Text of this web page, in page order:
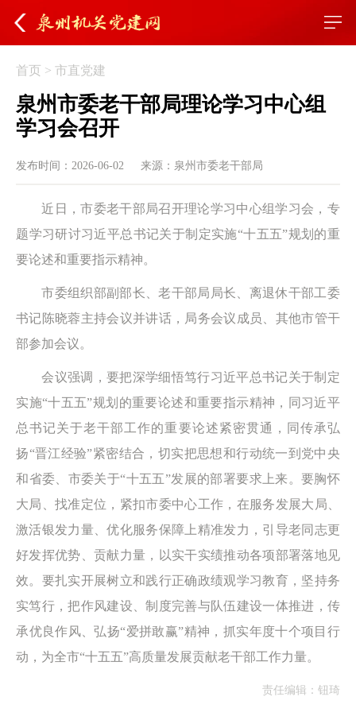
首页 >市直党建
泉州市委老干部局理论学习中心组
学习会召开
发布时间：2026-06-02 来源：泉州市委老干部局
近日，市委老干部局召开理论学习中心组学习会，专
题学习研讨习近平总书记关于制定实施“十五五”规划的重
要论述和重要指示精神。
市委组织部副部长、老干部局局长、离退休干部工委
书记陈晓蓉主持会议并讲话，局务会议成员、其他市管干
部参加会议。
会议强调， 要把深学细悟笃行习近平总书记关于制定
实施“十五五”规划的重要论述和重要指示精神，同习近平
总书记关于老干部工作的重要论述紧密贯通，同传承弘
扬“晋江经验”紧密结合，切实把思想和行动统一到党中央
和省委、市委关于“十五五”发展的部署要求上来。要胸怀
大局、找准定位，紧扣市委中心工作，在服务发展大局、
激活银发力量、优化服务保障上精准发力，引导老同志更
好发挥优势、贡献力量，以实干实绩推动各项部署落地见
效。要扎实开展树立和践行正确政绩观学习教育，坚持务
实笃行，把作风建设、制度完善与队伍建设一体推进，传
承优良作风、弘扬“爱拼敢赢”精神，抓实年度十个项目行
动，为全市“十五五”高质量发展贡献老干部工作力量。
责任编辑：钮琦